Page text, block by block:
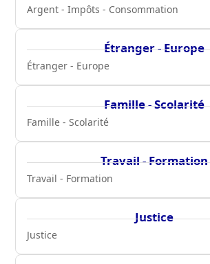
Argent - Impôts - Consommation
Étranger - Europe
Étranger - Europe
Famille - Scolarité
Famille - Scolarité
Travail - Formation
Travail - Formation
Justice
Justice